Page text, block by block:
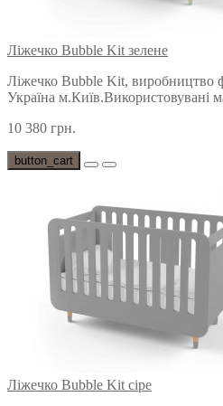
Ліжечко Bubble Kit зелене
Ліжечко Bubble Kit, виробництво
Україна м.Київ.Використовувані
10 380 грн.
button_cart
Ліжечко Bubble Kit сіре